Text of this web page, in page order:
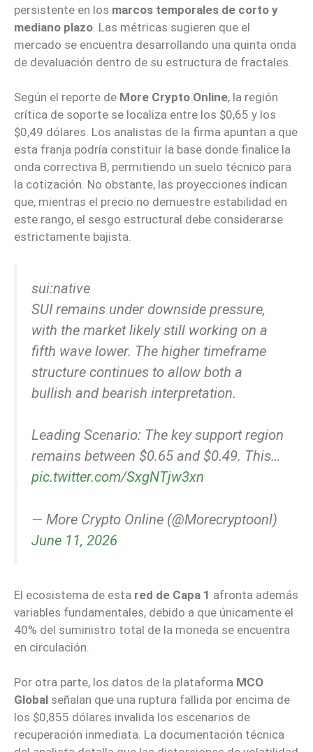
persistente en los marcos temporales de corto y
mediano plazo . Las métricas sugieren que el
mercado se encuentra desarrollando una quinta onda
de devaluación dentro de su estructura de fractales.
Según el reporte de More Crypto Online, la región
crítica de soporte se localiza entre los $0,65 y los
$0,49 dólares. Los analistas de la firma apuntan a que
esta franja podría constituir la base donde finalice la
onda correctiva B, permitiendo un suelo técnico para
la cotización. No obstante, las proyecciones indican
que, mientras el precio no demuestre estabilidad en
este rango, el sesgo estructural debe considerarse
estrictamente bajista.
sui:native
SUI remains under downside pressure,
with the market likely still working on a
fifth wave lower. The higher timeframe
structure continues to allow both a
bullish and bearish interpretation.
Leading Scenario: The key support region
remains between $0.65 and $0.49. This…
pic.twitter.com/SxgNTjw3xn
— More Crypto Online (@Morecryptoonl)
June 11, 2026
El ecosistema de esta red de Capa 1 afronta además
variables fundamentales, debido a que únicamente el
40% del suministro total de la moneda se encuentra
en circulación.
Por otra parte, los datos de la plataforma MCO
Global señalan que una ruptura fallida por encima de
los $0,855 dólares invalida los escenarios de
recuperación inmediata. La documentación técnica